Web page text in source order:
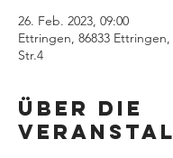
26. Feb. 2023, 09:00
Ettringen, 86833 Ettringen,
Str.4
Über die